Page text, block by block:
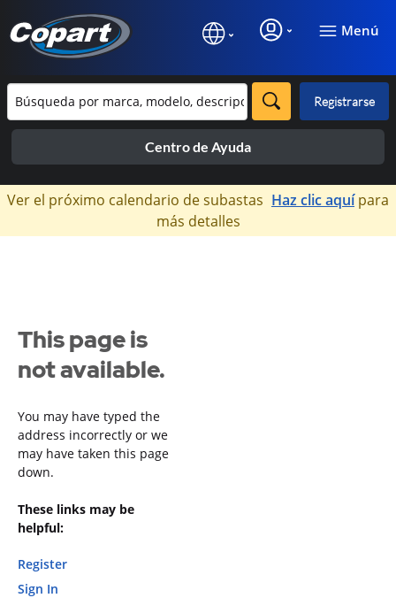
Menú
Registrarse
Centro de Ayuda
×
Ver el próximo calendario de subastas Haz clic aquípara
más detalles
This page is
not available.
You may have typed the
address incorrectly or we
may have taken this page
down.
These links may be
helpful:
Register
Sign In